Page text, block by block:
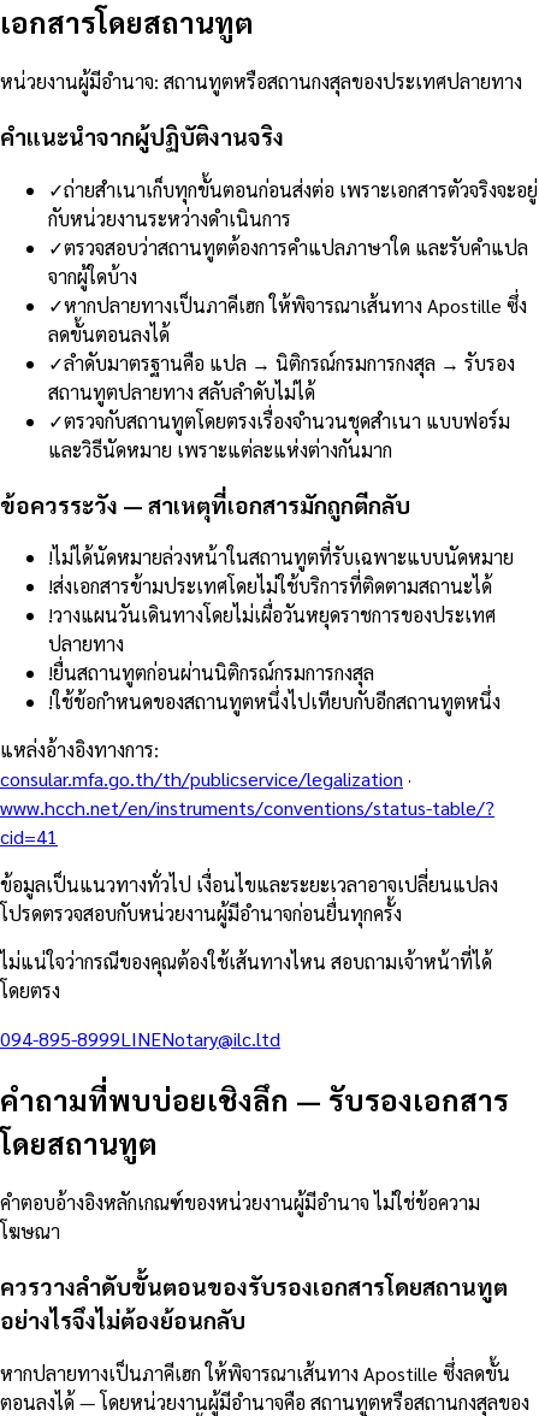
เอกสารโดยสถานทูต
หน่วยงานผู้มีอำนาจ: สถานทูตหรือสถานกงสุลของประเทศปลายทาง
คำแนะนำจากผู้ปฏิบัติงานจริง
✓ถ่ายสำเนาเก็บทุกขั้นตอนก่อนส่งต่อ เพราะเอกสารตัวจริงจะอยู่
กับหน่วยงานระหว่างดำเนินการ
✓ตรวจสอบว่าสถานทูตต้องการคำแปลภาษาใด และรับคำแปล
จากผู้ใดบ้าง
✓หากปลายทางเป็นภาคีเฮก ให้พิจารณาเส้นทาง Apostille ซึ่ง
ลดขั้นตอนลงได้
✓ลำดับมาตรฐานคือ แปล → นิติกรณ์กรมการกงสุล → รับรอง
สถานทูตปลายทาง สลับลำดับไม่ได้
✓ตรวจกับสถานทูตโดยตรงเรื่องจำนวนชุดสำเนา แบบฟอร์ม
และวิธีนัดหมาย เพราะแต่ละแห่งต่างกันมาก
ข้อควรระวัง — สาเหตุที่เอกสารมักถูกตีกลับ
!ไม่ได้นัดหมายล่วงหน้าในสถานทูตที่รับเฉพาะแบบนัดหมาย
!ส่งเอกสารข้ามประเทศโดยไม่ใช้บริการที่ติดตามสถานะได้
!วางแผนวันเดินทางโดยไม่เผื่อวันหยุดราชการของประเทศ
ปลายทาง
!ยื่นสถานทูตก่อนผ่านนิติกรณ์กรมการกงสุล
!ใช้ข้อกำหนดของสถานทูตหนึ่งไปเทียบกับอีกสถานทูตหนึ่ง
แหล่งอ้างอิงทางการ:
consular.mfa.go.th/th/publicservice/legalization ·
www.hcch.net/en/instruments/conventions/status-table/?
cid=41
ข้อมูลเป็นแนวทางทั่วไป เงื่อนไขและระยะเวลาอาจเปลี่ยนแปลง
โปรดตรวจสอบกับหน่วยงานผู้มีอำนาจก่อนยื่นทุกครั้ง
ไม่แน่ใจว่ากรณีของคุณต้องใช้เส้นทางไหน สอบถามเจ้าหน้าที่ได้
โดยตรง
094-895-8999LINENotary@ilc.ltd
คำถามที่พบบ่อยเชิงลึก — รับรองเอกสาร
โดยสถานทูต
คำตอบอ้างอิงหลักเกณฑ์ของหน่วยงานผู้มีอำนาจ ไม่ใช่ข้อความ
โฆษณา
ควรวางลำดับขั้นตอนของรับรองเอกสารโดยสถานทูต
อย่างไรจึงไม่ต้องย้อนกลับ
หากปลายทางเป็นภาคีเฮก ให้พิจารณาเส้นทาง Apostille ซึ่งลดขั้น
ตอนลงได้ — โดยหน่วยงานผู้มีอำนาจคือ สถานทูตหรือสถานกงสุลของ